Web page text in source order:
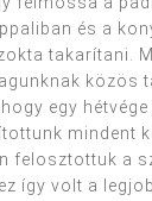
és a
takarítani.
közös
egy
mindent
felosztottuk a
így volt a